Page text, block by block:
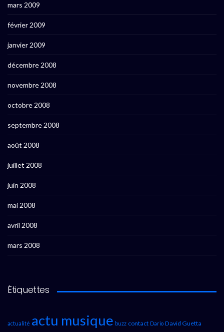
mars 2009
février 2009
janvier 2009
décembre 2008
novembre 2008
octobre 2008
septembre 2008
août 2008
juillet 2008
juin 2008
mai 2008
avril 2008
mars 2008
Étiquettes
actualité actu musique buzz contact Dario David Guetta